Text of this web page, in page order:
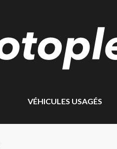
VÉHICULES USAGÉS